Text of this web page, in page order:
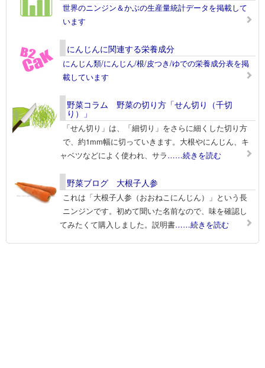
世界のニンジン＆かぶの生産量統計データを掲載して
います
にんじんに関連する栄養成分
にんじん類/にんじん/根/皮つき/ゆでの栄養成分表を掲
載しています
野菜コラム 野菜の切り方「せん切り（千切
り）」
「せん切り」は、「細切り」をさらに細くした切り方
で、約1mm幅に切っていきます。大根やにんじん、キ
ャベツなどによく使われ、サラ……続きを読む
野菜ブログ 大根子人参
これは「大根子人参（おおねこにんじん）」という長
ニンジンです。初めて聞いた名前なので、味を確認し
てみたくて購入しました。説明書……続きを読む